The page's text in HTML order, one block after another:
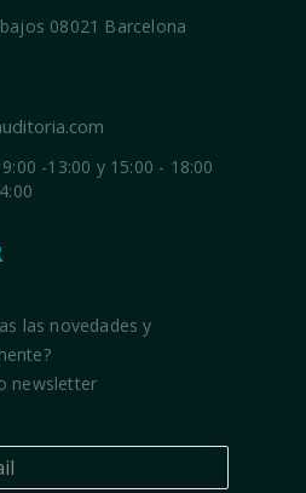
08021 Barcelona
-13:00 y 15:00 - 18:00
las novedades y
newsletter